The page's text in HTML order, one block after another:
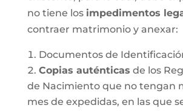
no tiene los impedimentos
contraer matrimonio y anexar:
Documentos de
Copias auténticas de los
de Nacimiento que no tengan
mes de expedidas, en las que